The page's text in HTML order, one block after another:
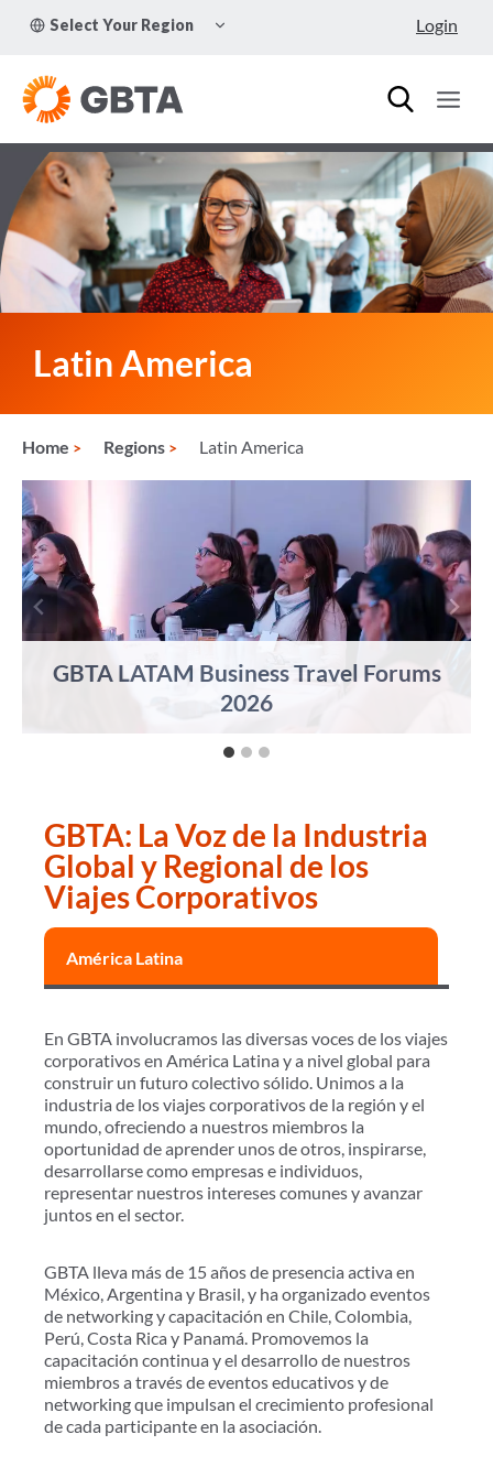
Select Your Region
CHILD
Login
Latin America
Home Regions Latin America
GBTA LATAM Business Travel Forums
2026
GBTA: La Voz de la Industria
Global y Regional de los
Viajes Corporativos
América Latina
En GBTA involucramos las diversas voces de los viajes
corporativos en América Latina y a nivel global para
construir un futuro colectivo sólido. Unimos a la
industria de los viajes corporativos de la región y el
mundo, ofreciendo a nuestros miembros la
oportunidad de aprender unos de otros, inspirarse,
desarrollarse como empresas e individuos,
representar nuestros intereses comunes y avanzar
juntos en el sector.
GBTA lleva más de 15 años de presencia activa en
México, Argentina y Brasil, y ha organizado eventos
de networking y capacitación en Chile, Colombia,
Perú, Costa Rica y Panamá. Promovemos la
capacitación continua y el desarrollo de nuestros
miembros a través de eventos educativos y de
networking que impulsan el crecimiento profesional
de cada participante en la asociación.